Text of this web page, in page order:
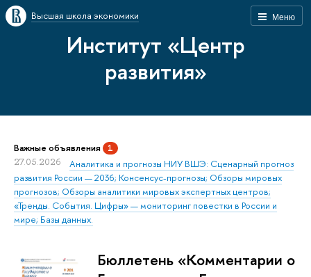
Меню
Высшая школа экономики
Институт «Центр
развития»
Важные объявления 1
27.05.2026
Аналитика и прогнозы НИУ ВШЭ: Сценарный прогноз
развития России — 2036; Консенсус-прогнозы; Обзоры мировых
прогнозов; Обзоры аналитики мировых экспертных центров;
«Тренды. События. Цифры» — мониторинг повестки в России и
мире; Базы данных.
Бюллетень «Комментарии о